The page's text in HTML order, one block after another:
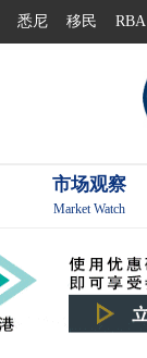
悉尼 移民 RBA
市场观察
Market Watch